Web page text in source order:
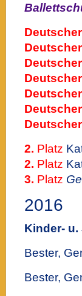
2. Platz
2. Platz
3. Platz
2016
Kinder- u.
Bester,
Bester,